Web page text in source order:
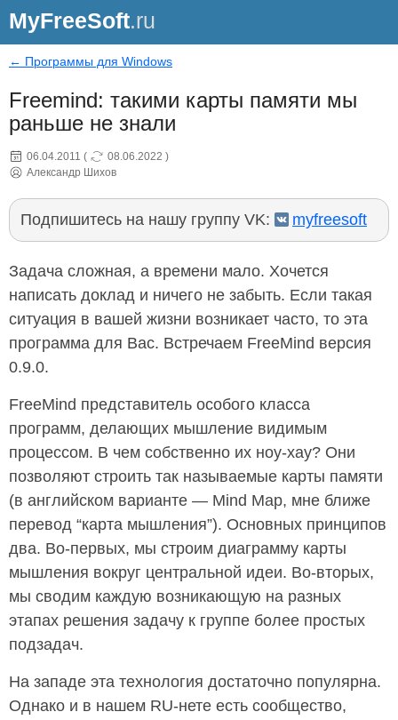
MyFreeSoft.ru
← Программы для Windows
Freemind: такими карты памяти мы
раньше не знали
06.04.2011 ( 08.06.2022 )
Александр Шихов
Подпишитесь на нашу группу VK: myfreesoft
Задача сложная, а времени мало. Хочется
написать доклад и ничего не забыть. Если такая
ситуация в вашей жизни возникает часто, то эта
программа для Вас. Встречаем FreeMind версия
0.9.0.
FreeMind представитель особого класса
программ, делающих мышление видимым
процессом. В чем собственно их ноу-хау? Они
позволяют строить так называемые карты памяти
(в английском варианте — Mind Map, мне ближе
перевод “карта мышления”). Основных принципов
два. Во-первых, мы строим диаграмму карты
мышления вокруг центральной идеи. Во-вторых,
мы сводим каждую возникающую на разных
этапах решения задачу к группе более простых
подзадач.
На западе эта технология достаточно популярна.
Однако и в нашем RU-нете есть сообщество,